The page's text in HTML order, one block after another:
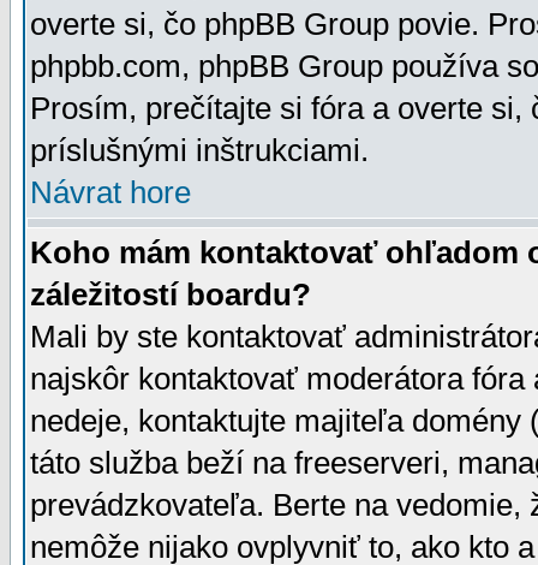
overte si, čo phpBB Group povie.
phpbb.com, phpBB Group používa
Prosím, prečítajte si fóra a overte
príslušnými inštrukciami.
Návrat hore
Koho mám kontaktovať ohľadom
záležitostí boardu?
Mali by ste kontaktovať
najskôr kontaktovať moderátora
nedeje, kontaktujte majiteľa
táto služba beží na freeserveri,
prevádzkovateľa. Berte na vedomie,
nemôže nijako ovplyvniť to, ako kto